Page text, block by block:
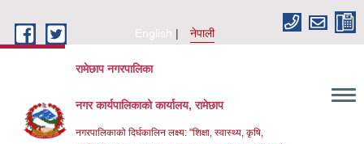
English
नेपाली
रामेछाप नगरपालिका
नगर कार्यपालिकाको कार्यालय, रामेछाप
नगरपालिकाको दिर्घकालिन लक्ष्य: "शिक्षा, स्वास्थ्य, कृषि,